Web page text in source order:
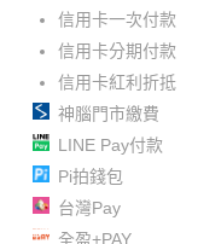
信用卡一次付款
信用卡分期付款
信用卡紅利折抵
神腦門市繳費
LINE Pay付款
Pi拍錢包
台灣Pay
全盈+PAY